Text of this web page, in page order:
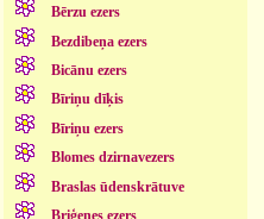
Bērzu ezers
Bezdibeņa ezers
Bicānu ezers
Bīriņu dīķis
Bīriņu ezers
Blomes dzirnavezers
Braslas ūdenskrātuve
Briģenes ezers